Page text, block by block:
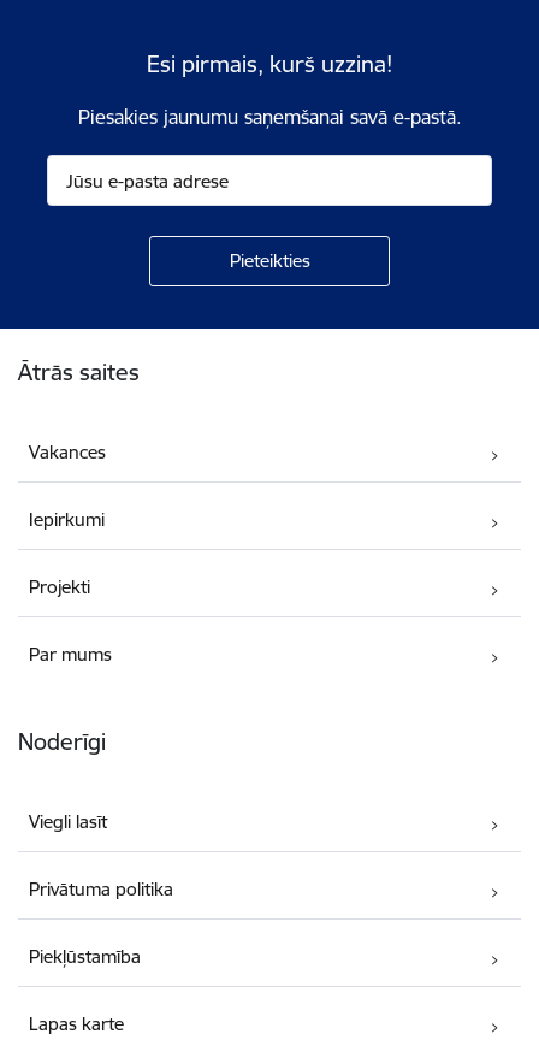
Esi pirmais, kurš uzzina!
Piesakies jaunumu saņemšanai savā e-pastā.
Ātrās saites
Vakances
Iepirkumi
Projekti
Par mums
Noderīgi
Viegli lasīt
Privātuma politika
Piekļūstamība
Lapas karte